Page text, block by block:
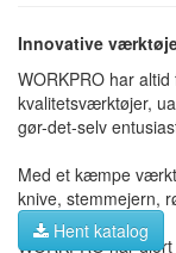
Innovative
WORKPRO har
kvalitetsværktøjer,
gør-det-selv
Med et kæmpe
knive, stemmejern,
WORKPRO har
Hent katalog